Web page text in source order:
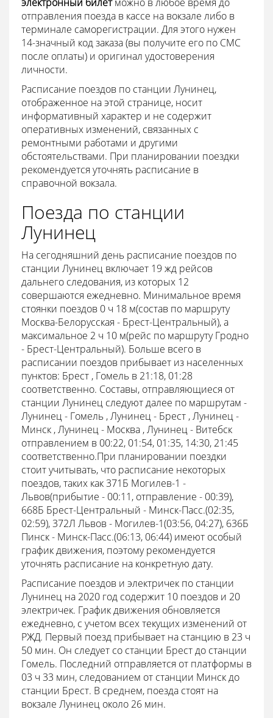
отправления поезда в кассе на вокзале либо в
терминале саморегистрации. Для этого нужен
14-значный код заказа (вы получите его по СМС
после оплаты) и оригинал удостоверения
личности.
Расписание поездов по станции Лунинец,
отображенное на этой странице, носит
информативный характер и не содержит
оперативных изменений, связанных с
ремонтными работами и другими
обстоятельствами. При планировании поездки
рекомендуется уточнять расписание в
справочной вокзала.
Поезда по станции
Лунинец
На сегодняшний день расписание поездов по
станции Лунинец включает 19 жд рейсов
дальнего следования, из которых 12
совершаются ежедневно. Минимальное время
стоянки поездов 0 ч 18 м(состав по маршруту
Москва-Белорусская - Брест-Центральный), а
максимальное 2 ч 10 м(рейс по маршруту Гродно
- Брест-Центральный). Больше всего в
расписании поездов прибывает из населенных
пунктов: Брест , Гомель в 21:18, 01:28
соответственно. Составы, отправляющиеся от
станции Лунинец следуют далее по маршрутам -
Лунинец - Гомель , Лунинец - Брест , Лунинец -
Минск , Лунинец - Москва , Лунинец - Витебск
отправлением в 00:22, 01:54, 01:35, 14:30, 21:45
соответственно.При планировании поездки
стоит учитывать, что расписание некоторых
поездов, таких как 371Б Могилев-1 -
Львов(прибытие - 00:11, отправление - 00:39),
668Б Брест-Центральный - Минск-Пасс.(02:35,
02:59), 372Л Львов - Могилев-1(03:56, 04:27), 636Б
Пинск - Минск-Пасс.(06:13, 06:44) имеют особый
график движения, поэтому рекомендуется
уточнять расписание на конкретную дату.
Расписание поездов и электричек по станции
Лунинец на 2020 год содержит 10 поездов и 20
электричек. График движения обновляется
ежедневно, с учетом всех текущих изменений от
РЖД. Первый поезд прибывает на станцию в 23 ч
50 мин. Он следует со станции Брест до станции
Гомель. Последний отправляется от платформы в
03 ч 33 мин, следованием от станции Минск до
станции Брест. В среднем, поезда стоят на
вокзале Лунинец около 26 мин.